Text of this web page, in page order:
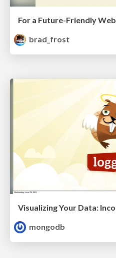
For a Future-Friendly Web
brad_frost
mongodb